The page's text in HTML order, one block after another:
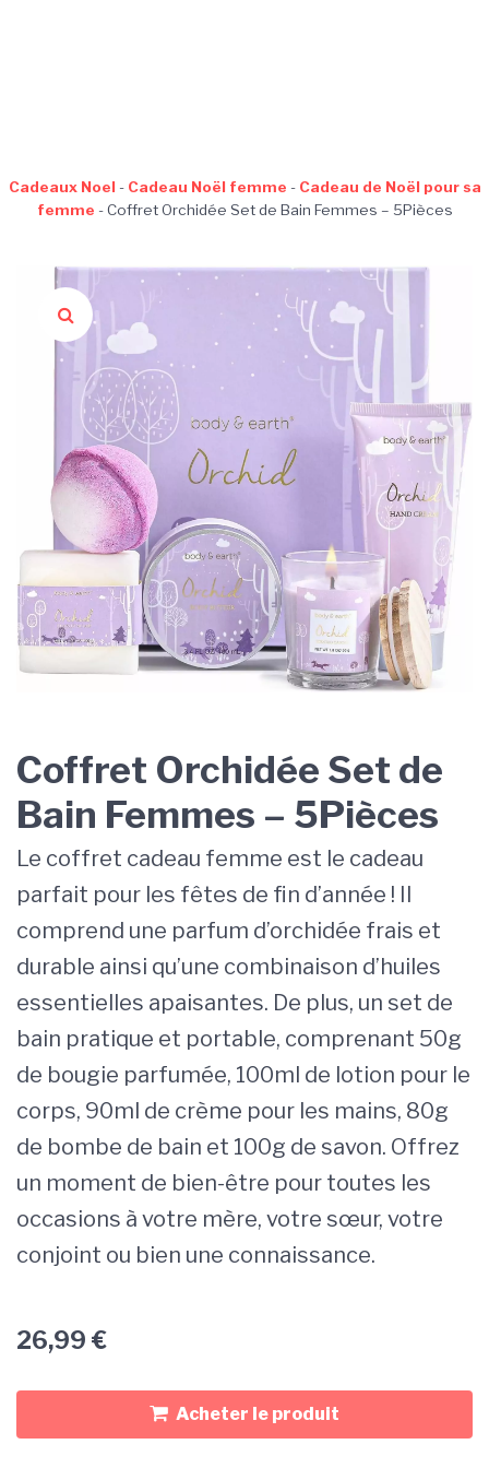
Cadeaux Noel - Cadeau Noël femme - Cadeau de Noël pour sa
femme -Coffret Orchidée Set de Bain Femmes – 5Pièces
Coffret Orchidée Set de
Bain Femmes – 5Pièces
Le coffret cadeau femme est le cadeau
parfait pour les fêtes de fin d’année ! Il
comprend une parfum d’orchidée frais et
durable ainsi qu’une combinaison d’huiles
essentielles apaisantes. De plus, un set de
bain pratique et portable, comprenant 50g
de bougie parfumée, 100ml de lotion pour le
corps, 90ml de crème pour les mains, 80g
de bombe de bain et 100g de savon. Offrez
un moment de bien-être pour toutes les
occasions à votre mère, votre sœur, votre
conjoint ou bien une connaissance.
26,99 €
Acheter le produit